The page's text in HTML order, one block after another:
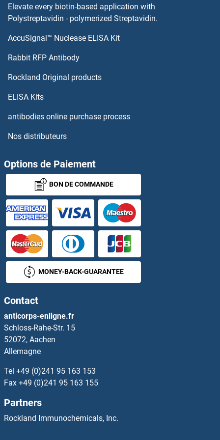
COL28A1 Anticorps
COL27A1 Anticorps
Cold Inducible RNA Binding Protein Anticorps
COLEC10 Anticorps
COLEC11 Anticorps
COLEC12 Anticorps
Collagen IV Anticorps
Collagen Type I Anticorps
Collagen Type IX alpha 2 Anticorps
Collagen Type V Anticorps
Collagen, Type III Anticorps
Collagen, Type VI, alpha 6 Anticorps
Collagen, Type XXIV, alpha 1 Anticorps
Collagen, Type XXVI, alpha 1 Anticorps
Colony Stimulating Factor 1 (Macrophage) Anticorps
Elevate every biotin-based application with
Polystreptavidin - polymerized Streptavidin.
AccuSignal™ Nuclease ELISA Kit
Rabbit RFP Antibody
Rockland Original products
ELISA Kits
antibodies online purchase process
Nos distributeurs
Options de Paiement
BON DE COMMANDE
MONEY-BACK-GUARANTEE
Contact
anticorps-enligne.fr
Schloss-Rahe-Str. 15
52072, Aachen
Allemagne
Tel +49 (0)241 95 163 153
Fax +49 (0)241 95 163 155
Partners
Rockland Immunochemicals, Inc.